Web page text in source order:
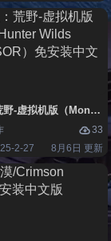
2）免安装中文
野-虚拟机版（
33
2-27
8月6日 更新